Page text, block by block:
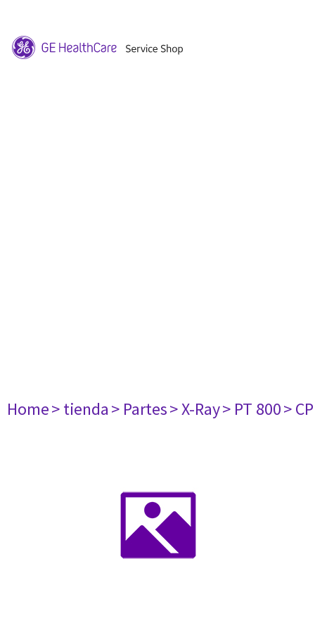
Home> tienda> Partes> X-Ray> PT 800>